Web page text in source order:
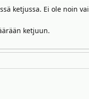
ketjussa. Ei ole noin
ketjuun.